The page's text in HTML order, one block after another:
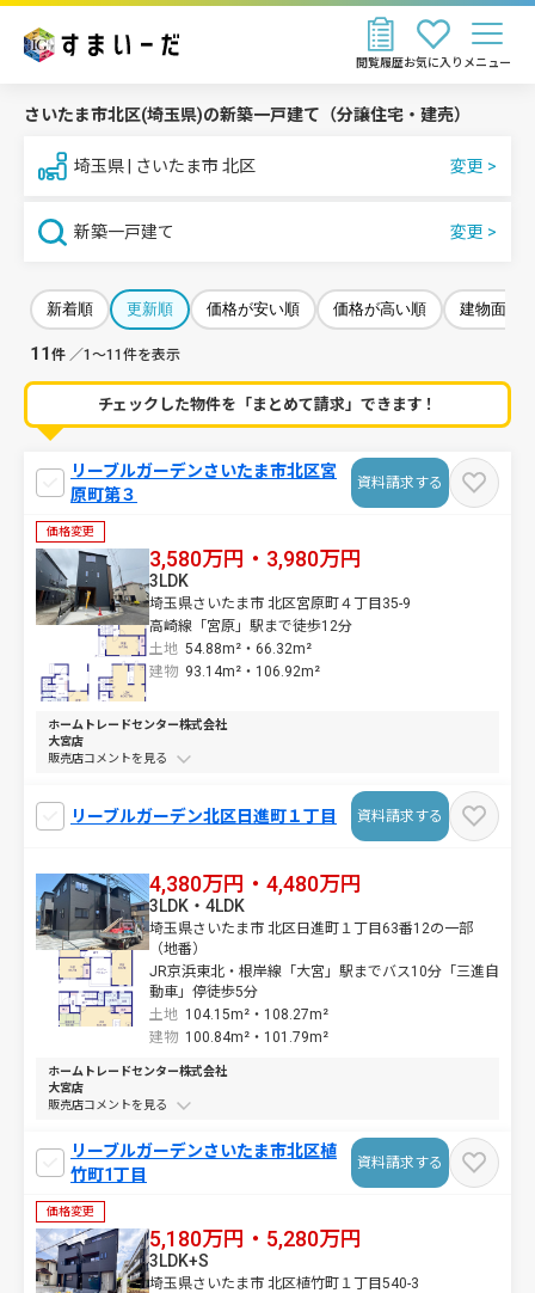
お気に入り
閲覧履歴 メニュー
さいたま市北区(埼玉県)の新築一戸建て（分譲住宅・建売）
埼玉県 | さいたま市 北区
新築一戸建て
新着順 更新順 価格が安い順 価格が高い順 建物面積
11 件 ／1～11件を表示
チェックした物件を「まとめて請求」できます！
リーブルガーデンさいたま市北区宮
原町第３
資料請求する
価格変更
3,580万円・3,980万円
埼玉県さいたま市 北区宮原町４丁目35-9
高崎線「宮原」駅まで徒歩12分
土地 54.88m²・ 66.32m²
3LDK
建物 93.14m²・ 106.92m²
ホームトレードセンター株式会社
大宮店
販売店コメントを
リーブルガーデン北区日進町１丁目 資料請求する
4,380万円・4,480万円
埼玉県さいたま市 北区日進町１丁目63番12の一部
（地番）
JR京浜東北・根岸線「大宮」駅までバス10分「三進自
動車」停徒歩5分
土地 104.15m²・ 108.27m²
3LDK・4LDK
建物 100.84m²・ 101.79m²
ホームトレードセンター株式会社
大宮店
販売店コメントを
リーブルガーデンさいたま市北区植
竹町1丁目
資料請求する
価格変更
5,180万円・5,280万円
埼玉県さいたま市 北区植竹町１丁目540-3
3LDK+S